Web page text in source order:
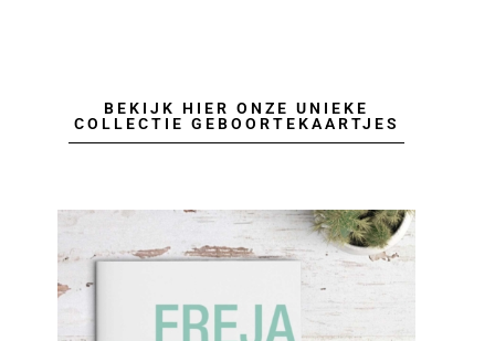
BEKIJK HIER ONZE UNIEKE
COLLECTIE GEBOORTEKAARTJES